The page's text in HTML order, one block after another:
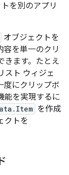
を別のアプリ
オブジェクトを
容を単一のクリ
きます。たとえ
スト ウィジェ
度にクリップボ
能を実現するに
を作成
クトを